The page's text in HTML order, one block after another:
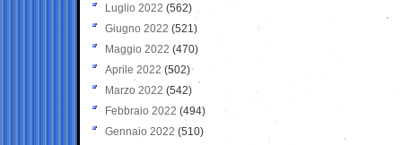
Luglio 2022 (562)
Giugno 2022 (521)
Maggio 2022 (470)
Aprile 2022 (502)
Marzo 2022 (542)
Febbraio 2022 (494)
Gennaio 2022 (510)